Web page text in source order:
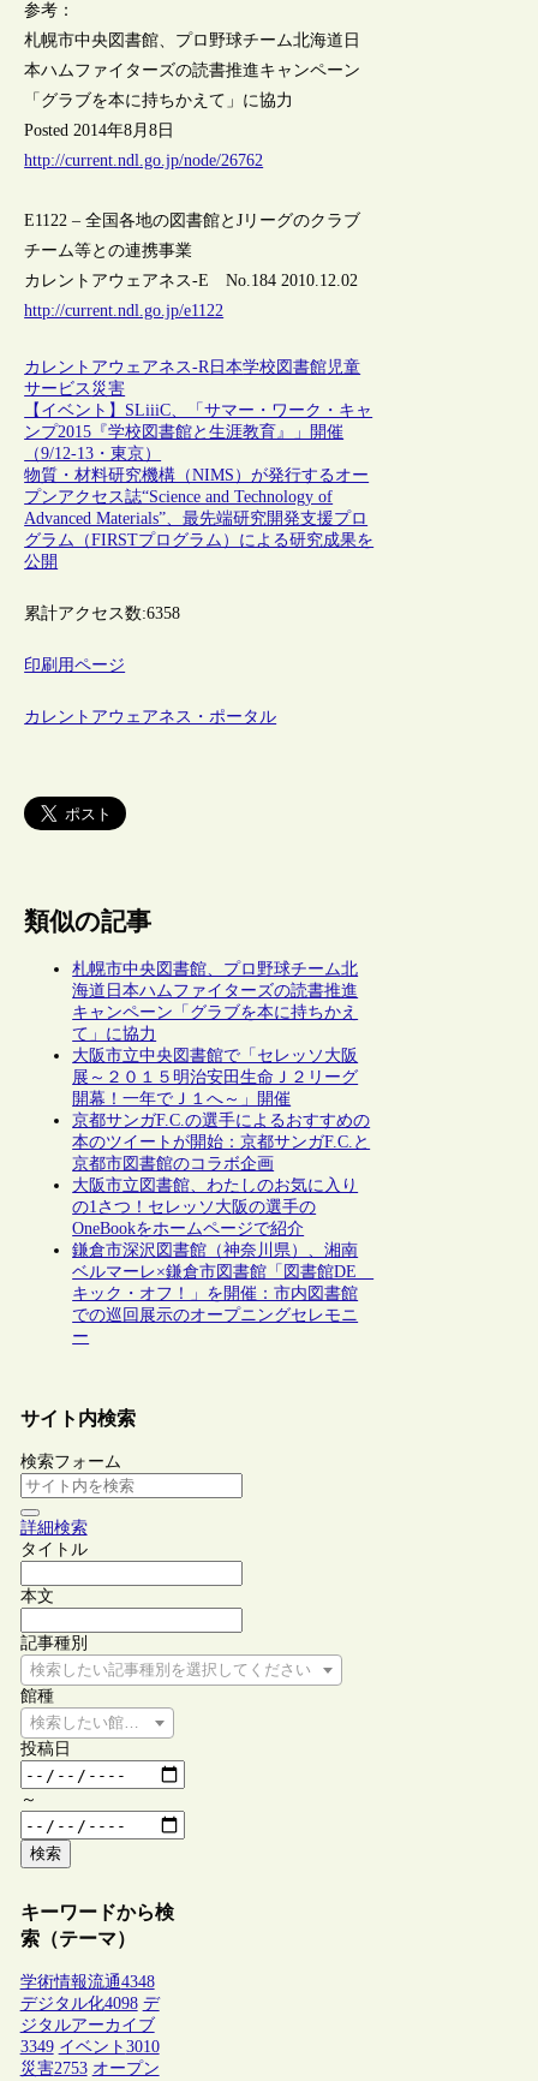
参考：
札幌市中央図書館、プロ野球チーム北海道日
本ハムファイターズの読書推進キャンペーン
「グラブを本に持ちかえて」に協力
Posted 2014年8月8日
http://current.ndl.go.jp/node/26762
E1122 – 全国各地の図書館とJリーグのクラブ
チーム等との連携事業
カレントアウェアネス-E No.184 2010.12.02
http://current.ndl.go.jp/e1122
カレントアウェアネス-R 日本学校図書館児童
サービス 災害
【イベント】SLiiiC、「サマー・ワーク・キャ
ンプ2015『学校図書館と生涯教育』」開催
（9/12-13・東京）
物質・材料研究機構（NIMS）が発行するオー
プンアクセス誌“Science and Technology of
Advanced Materials”、最先端研究開発支援プロ
グラム（FIRSTプログラム）による研究成果を
公開
累計アクセス数:6358
印刷用ページ
カレントアウェアネス・ポータル
類似の記事
札幌市中央図書館、プロ野球チーム北
海道日本ハムファイターズの読書推進
キャンペーン「グラブを本に持ちかえ
て」に協力
大阪市立中央図書館で「セレッソ大阪
展～２０１５明治安田生命Ｊ２リーグ
開幕！一年でＪ１へ～」開催
京都サンガF.C.の選手によるおすすめの
本のツイートが開始：京都サンガF.C.と
京都市図書館のコラボ企画
大阪市立図書館、わたしのお気に入り
の1さつ！セレッソ大阪の選手の
OneBookをホームページで紹介
鎌倉市深沢図書館（神奈川県）、湘南
ベルマーレ×鎌倉市図書館「図書館DE
キック・オフ！」を開催：市内図書館
での巡回展示のオープニングセレモニ
ー
サイト内検索
検索フォーム
詳細検索
タイトル
本文
記事種別
検索したい記事種別を選択してください
館種
検索したい館種を選択してください
投稿日
～
検索
キーワードから検
索（テーマ）
学術情報流通4348
デジタル化4098 デ
ジタルアーカイブ
3349 イベント 3010
災害2753 オープン